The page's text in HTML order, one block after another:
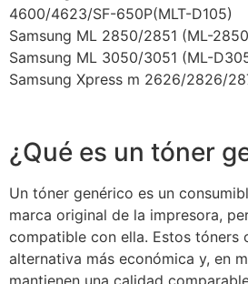
4600/4623/SF-650P(MLT-D105)
Samsung ML 2850/2851 (ML-
Samsung ML 3050/3051 (ML-
Samsung Xpress m 2626/2826/
¿Qué es un tóner
Un tóner genérico es un
marca original de la impresora,
compatible con ella. Estos tóners
alternativa más económica y, en